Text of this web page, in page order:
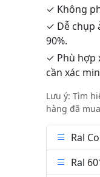
✓ Không
✓ Dễ chụp
90%.
✓ Phù hợp
cần xác
Lưu ý: Tìm
hàng đã
Ral
Ral